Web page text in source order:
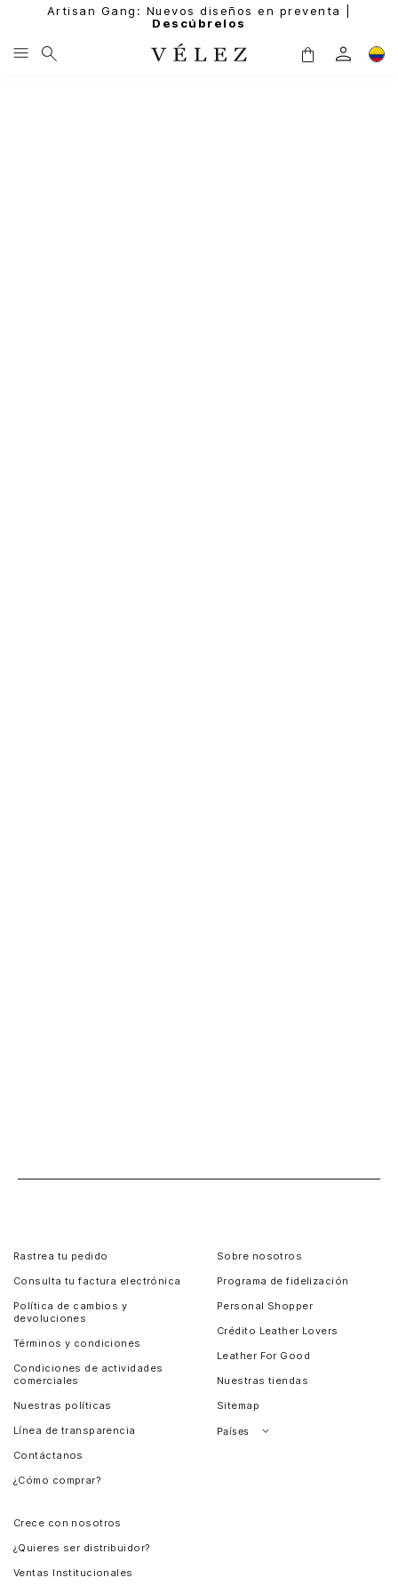
Artisan Gang: Nuevos diseños en preventa |
Descúbrelos
Rastrea tu pedido
Consulta tu factura electrónica
Política de cambios y
devoluciones
Términos y condiciones
Condiciones de actividades
comerciales
Nuestras políticas
Línea de transparencia
Contáctanos
¿Cómo comprar?
Sobre nosotros
Programa de fidelización
Personal Shopper
Crédito Leather Lovers
Leather For Good
Nuestras tiendas
Sitemap
Países
Crece con nosotros
¿Quieres ser distribuidor?
Ventas Institucionales